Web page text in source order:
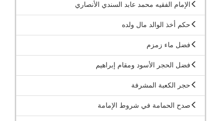
الإمام الفقيه محمد عابد السندي الأنصاري
حكم أخذ الوالد مال ولده
فضل ماء زمزم
فضل الحجر الأسود ومقام إبراهيم
حجر الكعبة المشرفة
صدح الحمامة في شروط الإمامة